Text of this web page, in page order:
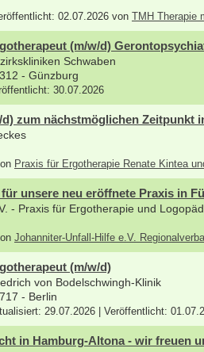
02.07.2026 von TMH Therapie
(m/w/d)
Schwaben
- Günzburg
30.07.2026
zum nächstmöglichen Zeitpunkt
Praxis für Ergotherapie Renate Kintea
unsere neu eröffnete Praxis in
- Praxis für Ergotherapie und
Johanniter-Unfall-Hilfe e.V.
(m/w/d)
von Bodelschwingh-Klinik
- Berlin
29.07.2026 | Veröffentlicht:
in Hamburg-Altona - wir freuen